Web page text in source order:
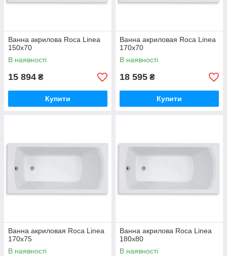
Ванна акрилова Roca Linea
150x70
В наявності
15 894 ₴
Купити
Ванна акриловая Roca Linea
170x70
В наявності
18 595 ₴
Купити
Ванна акриловая Roca Linea
170x75
В наявності
Ванна акрилова Roca Linea
180x80
В наявності